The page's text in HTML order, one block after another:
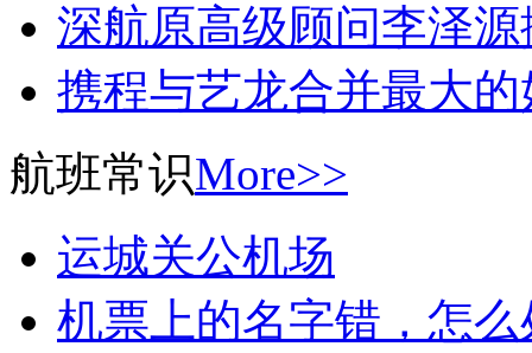
深航原高级顾问李泽源
携程与艺龙合并最大
航班常识More>>
运城关公机场
机票上的名字错，怎么